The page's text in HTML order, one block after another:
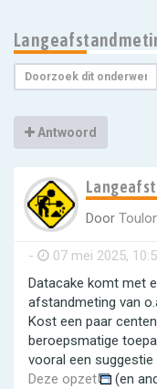
Antwoord
Door
- 07 mei 2025,
Datacake komt met
afstandmeting van
Kost een paar
beroepsmatige
vooral een suggestie
Deze opzet
(en